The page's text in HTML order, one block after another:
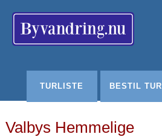
TURLISTE BESTIL TUR
Valbys Hemmelige